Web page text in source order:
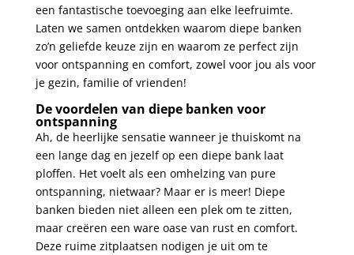
een fantastische toevoeging aan elke leefruimte.
Laten we samen ontdekken waarom diepe banken
zo’n geliefde keuze zijn en waarom ze perfect zijn
voor ontspanning en comfort, zowel voor jou als voor
je gezin, familie of vrienden!
De voordelen van diepe banken voor
ontspanning
Ah, de heerlijke sensatie wanneer je thuiskomt na
een lange dag en jezelf op een diepe bank laat
ploffen. Het voelt als een omhelzing van pure
ontspanning, nietwaar? Maar er is meer! Diepe
banken bieden niet alleen een plek om te zitten,
maar creëren een ware oase van rust en comfort.
Deze ruime zitplaatsen nodigen je uit om te